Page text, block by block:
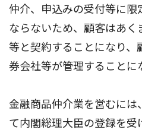
仲介、申込みの受付等に
ならないため、顧客はあ
等と契約することになり
券会社等が管理することに
金融商品仲介業を営むに
て内閣総理大臣の登録を